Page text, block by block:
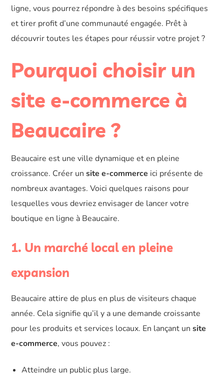
ligne, vous pourrez répondre à des besoins spécifiques
et tirer profit d’une communauté engagée. Prêt à
découvrir toutes les étapes pour réussir votre projet ?
Pourquoi choisir un
site e-commerce à
Beaucaire ?
Beaucaire est une ville dynamique et en pleine
croissance. Créer unsite e-commerce ici présente de
nombreux avantages. Voici quelques raisons pour
lesquelles vous devriez envisager de lancer votre
boutique en ligne à Beaucaire.
1. Un marché local en pleine
expansion
Beaucaire attire de plus en plus de visiteurs chaque
année. Cela signifie qu’il y a une demande croissante
pour les produits et services locaux. En lançant unsite
e-commerce, vous pouvez :
Atteindre un public plus large.